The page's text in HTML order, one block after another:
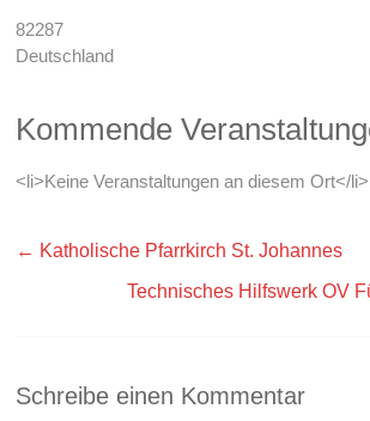
82287
Deutschland
Kommende
<li>Keine Veranstaltungen an diesem Ort</li>
← Katholische Pfarrkirch St. Johannes
Technisches Hilfswerk OV
Schreibe einen Kommentar